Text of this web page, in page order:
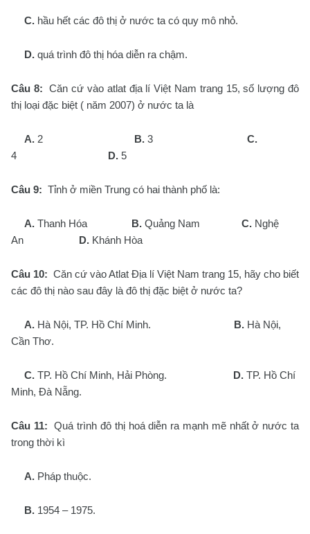
C. hầu hết các đô thị ở nước ta có quy mô nhỏ.
D. quá trình đô thị hóa diễn ra chậm.
Câu 8: Căn cứ vào atlat địa lí Việt Nam trang 15, số lượng đô
thị loại đặc biệt ( năm 2007) ở nước ta là
A. 2 B. 3
C.
4
D. 5
Câu 9: Tỉnh ở miền Trung có hai thành phố là:
A. Thanh Hóa B. Quảng Nam C. Nghệ
An
D. Khánh Hòa
Câu 10: Căn cứ vào Atlat Địa lí Việt Nam trang 15, hãy cho biết
các đô thị nào sau đây là đô thị đặc biệt ở nước ta?
A. Hà Nội, TP. Hồ Chí Minh. B. Hà Nội,
Cần Thơ.
C. TP. Hồ Chí Minh, Hải Phòng. D. TP. Hồ Chí
Minh, Đà Nẵng.
Câu 11: Quá trình đô thị hoá diễn ra mạnh mẽ nhất ở nước ta
trong thời kì
A. Pháp thuộc.
B. 1954 – 1975.